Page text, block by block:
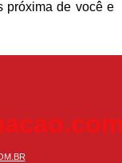
próxima de você e